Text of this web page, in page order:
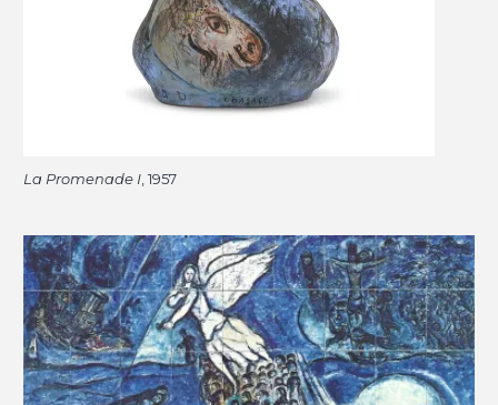
La Promenade I, 1957